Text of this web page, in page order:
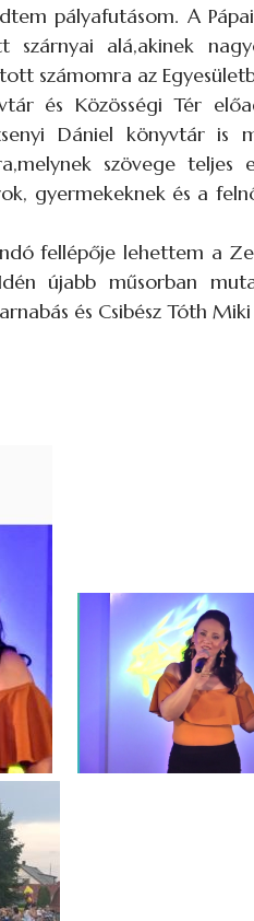
pályafutásom. A
szárnyai alá,akinek
számomra az
és Közösségi Tér
Dániel könyvtár is
szövege teljes
gyermekeknek és a
fellépője lehettem a
újabb műsorban
és Csibész Tóth